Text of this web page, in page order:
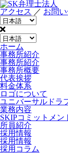
アクセス ／ お問
ホーム
事務所紹介
事務所紹介
事務所概要
代表挨拶
料金体系
ロゴについて
ユニバーサルドラ
業務内容
SKIPコミットメン
所員紹介
採用情報
採用情報
採用コラム